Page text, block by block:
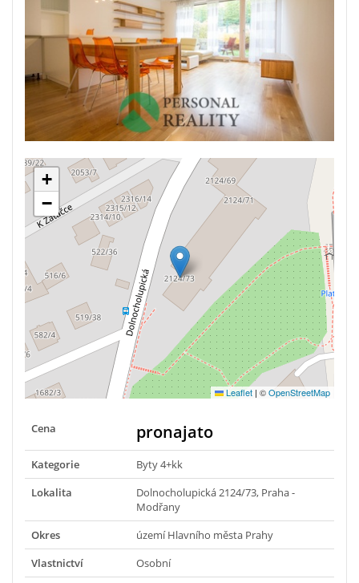
+
−
Leaflet | ©OpenStreetMap
Cena pronajato
Kategorie
Byty 4+kk
Lokalita
Dolnocholupická 2124/73, Praha -
Modřany
Okres
území Hlavního města Prahy
Vlastnictví
Osobní